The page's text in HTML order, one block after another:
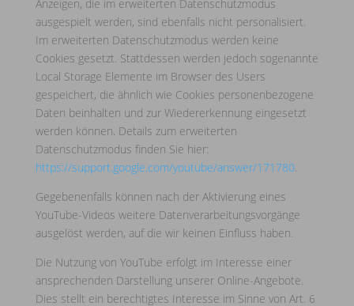
Anzeigen, die im erweiterten Datenschutzmodus
ausgespielt werden, sind ebenfalls nicht personalisiert.
Im erweiterten Datenschutzmodus werden keine
Cookies gesetzt. Stattdessen werden jedoch sogenannte
Local Storage Elemente im Browser des Users
gespeichert, die ähnlich wie Cookies personenbezogene
Daten beinhalten und zur Wiedererkennung eingesetzt
werden können. Details zum erweiterten
Datenschutzmodus finden Sie hier:
https://support.google.com/youtube/answer/171780.
Gegebenenfalls können nach der Aktivierung eines
YouTube-Videos weitere Datenverarbeitungsvorgänge
ausgelöst werden, auf die wir keinen Einfluss haben.
Die Nutzung von YouTube erfolgt im Interesse einer
ansprechenden Darstellung unserer Online-Angebote.
Dies stellt ein berechtigtes Interesse im Sinne von Art. 6